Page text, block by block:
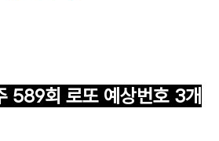
589회 로또 예상번호 3개